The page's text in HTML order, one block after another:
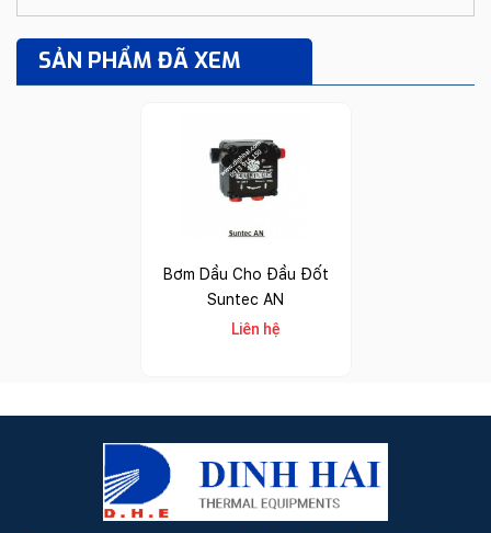
SẢN PHẨM ĐÃ XEM
Bơm Dầu Cho Đầu Đốt
Suntec AN
Liên hệ